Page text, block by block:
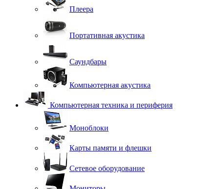
Плеера
Портативная акустика
Саундбары
Компьютерная акустика
Компьютерная техника и периферия
Моноблоки
Карты памяти и флешки
Сетевое оборудование